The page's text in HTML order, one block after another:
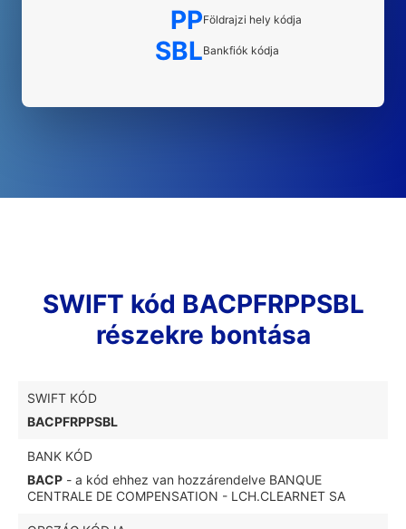
PPFöldrajzi hely kódja
SBLBankfiók kódja
SWIFT kód BACPFRPPSBL
részekre bontása
SWIFT KÓD
BACPFRPPSBL
BANK KÓD
BACP - a kód ehhez van hozzárendelve BANQUE
CENTRALE DE COMPENSATION - LCH.CLEARNET SA